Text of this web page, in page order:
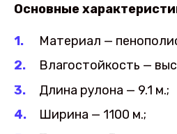
Основные
Материал —
Влагостойкость —
Длина рулона — 9.1 м.;
Ширина — 1100 м.;